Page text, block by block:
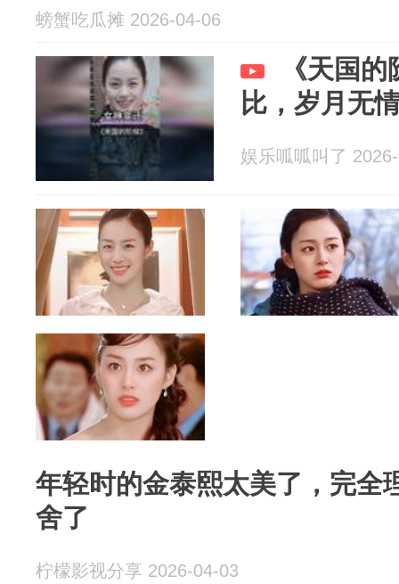
螃蟹吃瓜摊 2026-04-06
《天国
比，岁月无
娱乐呱呱叫了
年轻时的金泰熙太美了，完全
舍了
柠檬影视分享 2026-04-03